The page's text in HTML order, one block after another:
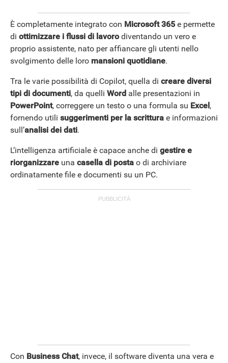
È completamente integrato con Microsoft 365 e permette
di ottimizzare i flussi di lavorodiventando un vero e
proprio assistente, nato per affiancare gli utenti nello
svolgimento delle loro mansioni quotidiane.
Tra le varie possibilità di Copilot, quella di creare diversi
tipi di documenti, da quelli Word alle presentazioni in
PowerPoint, correggere un testo o una formula su Excel ,
fornendo utili suggerimenti per la scrittura e informazioni
sull’analisi dei dati.
L’intelligenza artificiale è capace anche di gestire e
riorganizzare una casella di posta o di archiviare
ordinatamente file e documenti su un PC.
Con Business Chat, invece, il software diventa una vera e